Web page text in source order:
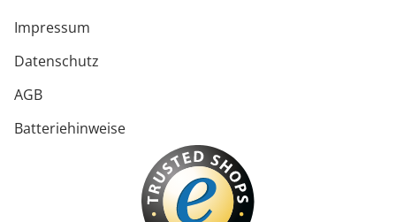
Impressum
Datenschutz
AGB
Batteriehinweise